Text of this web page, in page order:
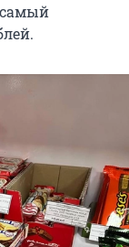
самый